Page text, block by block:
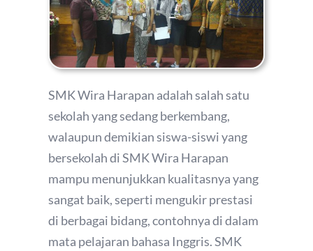
SMK Wira Harapan adalah salah satu
sekolah yang sedang berkembang,
walaupun demikian siswa-siswi yang
bersekolah di SMK Wira Harapan
mampu menunjukkan kualitasnya yang
sangat baik, seperti mengukir prestasi
di berbagai bidang, contohnya di dalam
mata pelajaran bahasa Inggris. SMK